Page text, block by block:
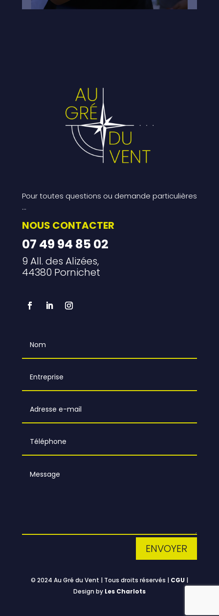
Pour toutes questions ou demande particulières
…
NOUS CONTACTER
07 49 94 85 02
9 All. des Alizées,
44380 Pornichet
ENVOYER
© 2024 Au Gré du Vent | Tous droits réservés | CGU |
Design by Les Charlots